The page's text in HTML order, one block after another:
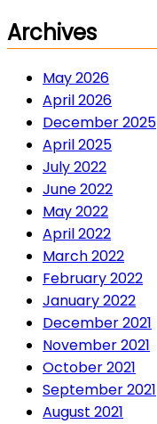
Archives
May 2026
April 2026
December 2025
April 2025
July 2022
June 2022
May 2022
April 2022
March 2022
February 2022
January 2022
December 2021
November 2021
October 2021
September 2021
August 2021